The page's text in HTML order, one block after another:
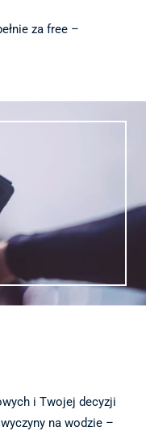
za free –
i Twojej decyzji
na wodzie –